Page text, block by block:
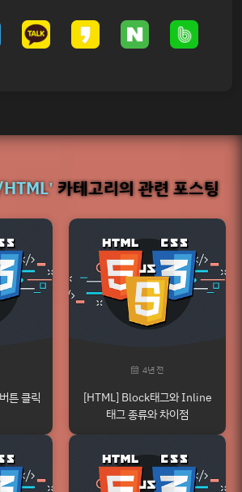
카테고리의 관련 포스팅
튼 클릭
4년 전
[HTML] Block태그와 Inline
태그 종류와 차이점